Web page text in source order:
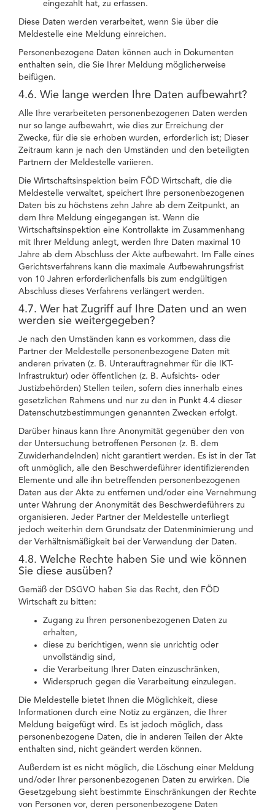
eingezahlt hat, zu erfassen.
Diese Daten werden verarbeitet, wenn Sie über die
Meldestelle eine Meldung einreichen.
Personenbezogene Daten können auch in Dokumenten
enthalten sein, die Sie Ihrer Meldung möglicherweise
beifügen.
4.6. Wie lange werden Ihre Daten aufbewahrt?
Alle Ihre verarbeiteten personenbezogenen Daten werden
nur so lange aufbewahrt, wie dies zur Erreichung der
Zwecke, für die sie erhoben wurden, erforderlich ist; Dieser
Zeitraum kann je nach den Umständen und den beteiligten
Partnern der Meldestelle variieren.
Die Wirtschaftsinspektion beim FÖD Wirtschaft, die die
Meldestelle verwaltet, speichert Ihre personenbezogenen
Daten bis zu höchstens zehn Jahre ab dem Zeitpunkt, an
dem Ihre Meldung eingegangen ist. Wenn die
Wirtschaftsinspektion eine Kontrollakte im Zusammenhang
mit Ihrer Meldung anlegt, werden Ihre Daten maximal 10
Jahre ab dem Abschluss der Akte aufbewahrt. Im Falle eines
Gerichtsverfahrens kann die maximale Aufbewahrungsfrist
von 10 Jahren erforderlichenfalls bis zum endgültigen
Abschluss dieses Verfahrens verlängert werden.
4.7. Wer hat Zugriff auf Ihre Daten und an wen
werden sie weitergegeben?
Je nach den Umständen kann es vorkommen, dass die
Partner der Meldestelle personenbezogene Daten mit
anderen privaten (z. B. Unterauftragnehmer für die IKT-
Infrastruktur) oder öffentlichen (z. B. Aufsichts- oder
Justizbehörden) Stellen teilen, sofern dies innerhalb eines
gesetzlichen Rahmens und nur zu den in Punkt 4.4 dieser
Datenschutzbestimmungen genannten Zwecken erfolgt.
Darüber hinaus kann Ihre Anonymität gegenüber den von
der Untersuchung betroffenen Personen (z. B. dem
Zuwiderhandelnden) nicht garantiert werden. Es ist in der Tat
oft unmöglich, alle den Beschwerdeführer identifizierenden
Elemente und alle ihn betreffenden personenbezogenen
Daten aus der Akte zu entfernen und/oder eine Vernehmung
unter Wahrung der Anonymität des Beschwerdeführers zu
organisieren. Jeder Partner der Meldestelle unterliegt
jedoch weiterhin dem Grundsatz der Datenminimierung und
der Verhältnismäßigkeit bei der Verwendung der Daten.
4.8. Welche Rechte haben Sie und wie können
Sie diese ausüben?
Gemäß der DSGVO haben Sie das Recht, den FÖD
Wirtschaft zu bitten:
Zugang zu Ihren personenbezogenen Daten zu
erhalten,
diese zu berichtigen, wenn sie unrichtig oder
unvollständig sind,
die Verarbeitung Ihrer Daten einzuschränken,
Widerspruch gegen die Verarbeitung einzulegen.
Die Meldestelle bietet Ihnen die Möglichkeit, diese
Informationen durch eine Notiz zu ergänzen, die Ihrer
Meldung beigefügt wird. Es ist jedoch möglich, dass
personenbezogene Daten, die in anderen Teilen der Akte
enthalten sind, nicht geändert werden können.
Außerdem ist es nicht möglich, die Löschung einer Meldung
und/oder Ihrer personenbezogenen Daten zu erwirken. Die
Gesetzgebung sieht bestimmte Einschränkungen der Rechte
von Personen vor, deren personenbezogene Daten